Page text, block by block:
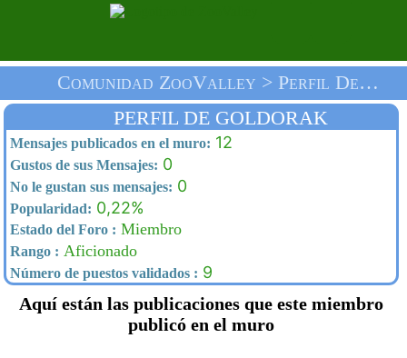
Comunidad ZooValley > Perfil De Goldorak > Inicio
PERFIL DE GOLDORAK
Mensajes publicados en el muro: 12
Gustos de sus Mensajes: 0
No le gustan sus mensajes: 0
Popularidad: 0,22%
Estado del Foro : Miembro
Rango : Aficionado
Número de puestos validados : 9
Aquí están las publicaciones que este miembro
publicó en el muro